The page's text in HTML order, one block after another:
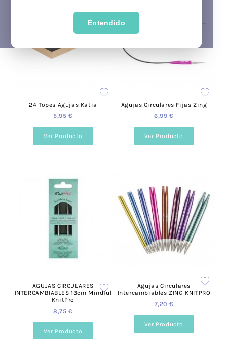
Entendido
24 Topes Agujas Katia
5,95 €
Ver Producto
Agujas Circulares Fijas Zing
6,99 €
Ver Producto
AGUJAS CIRCULARES
INTERCAMBIABLES 13cm Mindful
KnitPro
8,75 €
Ver Producto
Agujas Circulares
Intercambiables ZING KNITPRO
7,20 €
Ver Producto